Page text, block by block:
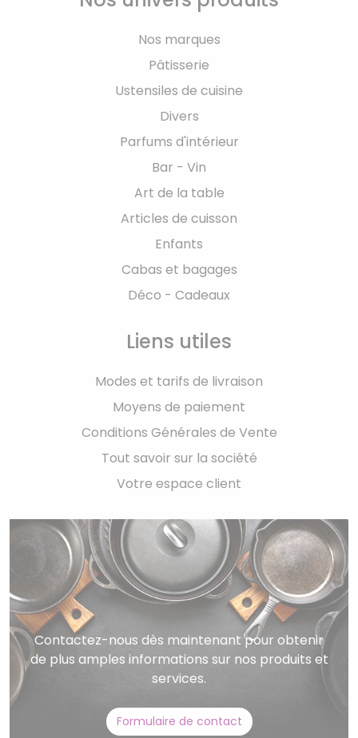
Nos marques
Pâtisserie
Ustensiles de cuisine
Divers
Parfums d'intérieur
Bar - Vin
Art de la table
Articles de cuisson
Enfants
Cabas et bagages
Déco - Cadeaux
Liens utiles
Modes et tarifs de livraison
Moyens de paiement
Conditions Générales de Vente
Tout savoir sur la société
Votre espace client
Contactez-nous dès maintenant pour obtenir
de plus amples informations sur nos produits et
services.
Formulaire de contact